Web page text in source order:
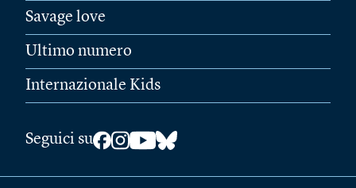
Savage love
Ultimo numero
Internazionale Kids
Seguici su